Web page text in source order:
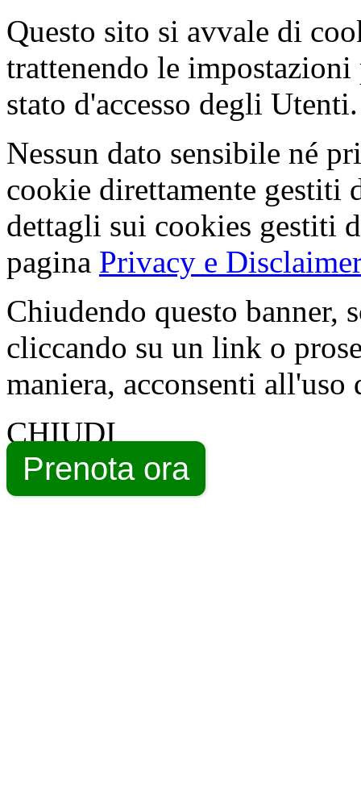
Questo sito si avvale di
trattenendo le
stato d'accesso degli Utenti.
Nessun dato sensibile né
cookie direttamente gestiti
dettagli sui cookies gestiti
pagina Privacy e Disclaimer
Chiudendo questo banner,
cliccando su un link o
maniera, acconsenti all'uso
CHIUDI
Prenota ora